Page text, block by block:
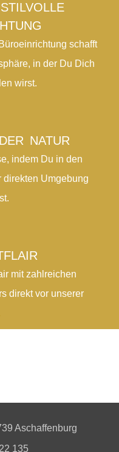
schafft
in der Du Dich
wirst.
NATUR
indem Du in den
Umgebung
mit zahlreichen
direkt vor unserer
Aschaffenburg
135